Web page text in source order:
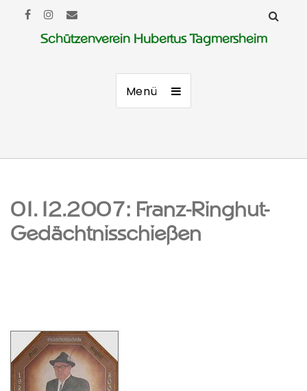
Schützenverein Hubertus Tagmersheim
Menü
01.12.2007: Franz-Ringhut-
Gedächtnisschießen